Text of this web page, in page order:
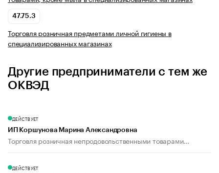
47.75.3
Торговля розничная предметами личной гигиены в
специализированных магазинах
Другие предприниматели с тем же
ОКВЭД
ДЕЙСТВУЕТ
ИП Коршунова Марина Александровна
Торговля розничная непродовольственными товарами...
ДЕЙСТВУЕТ